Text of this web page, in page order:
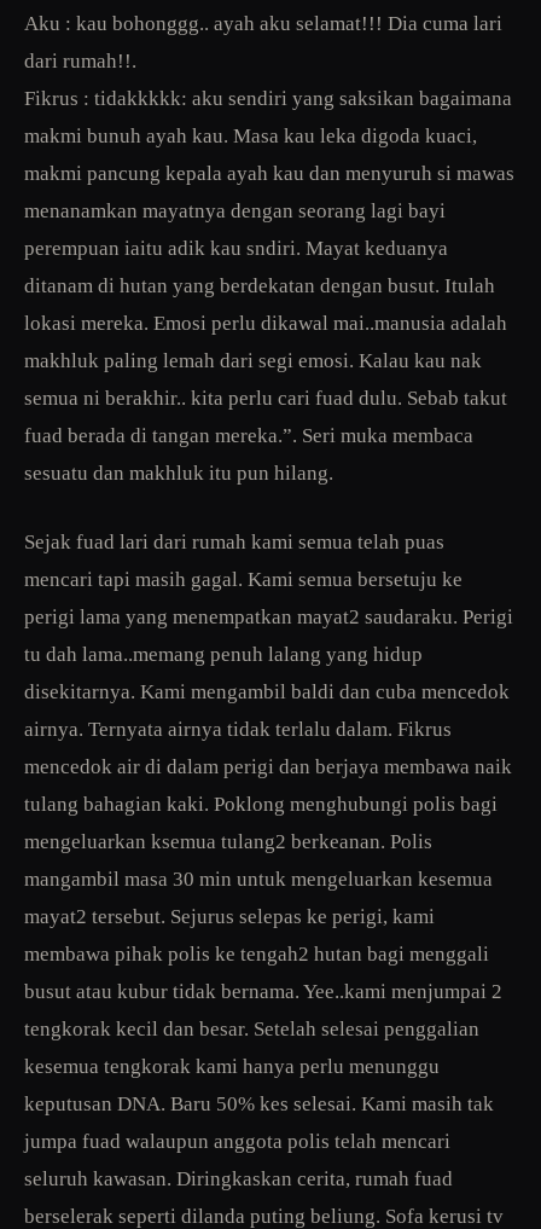
Aku : kau bohonggg.. ayah aku selamat!!! Dia cuma lari
dari rumah!!.
Fikrus : tidakkkkk: aku sendiri yang saksikan bagaimana
makmi bunuh ayah kau. Masa kau leka digoda kuaci,
makmi pancung kepala ayah kau dan menyuruh si mawas
menanamkan mayatnya dengan seorang lagi bayi
perempuan iaitu adik kau sndiri. Mayat keduanya
ditanam di hutan yang berdekatan dengan busut. Itulah
lokasi mereka. Emosi perlu dikawal mai..manusia adalah
makhluk paling lemah dari segi emosi. Kalau kau nak
semua ni berakhir.. kita perlu cari fuad dulu. Sebab takut
fuad berada di tangan mereka.”. Seri muka membaca
sesuatu dan makhluk itu pun hilang.
Sejak fuad lari dari rumah kami semua telah puas
mencari tapi masih gagal. Kami semua bersetuju ke
perigi lama yang menempatkan mayat2 saudaraku. Perigi
tu dah lama..memang penuh lalang yang hidup
disekitarnya. Kami mengambil baldi dan cuba mencedok
airnya. Ternyata airnya tidak terlalu dalam. Fikrus
mencedok air di dalam perigi dan berjaya membawa naik
tulang bahagian kaki. Poklong menghubungi polis bagi
mengeluarkan ksemua tulang2 berkeanan. Polis
mangambil masa 30 min untuk mengeluarkan kesemua
mayat2 tersebut. Sejurus selepas ke perigi, kami
membawa pihak polis ke tengah2 hutan bagi menggali
busut atau kubur tidak bernama. Yee..kami menjumpai 2
tengkorak kecil dan besar. Setelah selesai penggalian
kesemua tengkorak kami hanya perlu menunggu
keputusan DNA. Baru 50% kes selesai. Kami masih tak
jumpa fuad walaupun anggota polis telah mencari
seluruh kawasan. Diringkaskan cerita, rumah fuad
berselerak seperti dilanda puting beliung. Sofa kerusi tv